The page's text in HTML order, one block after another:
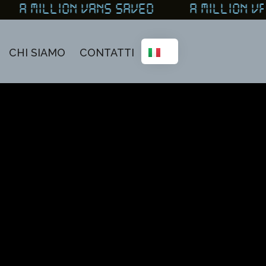
A MILLION VANS SAVED A MILLION
CHI SIAMO CONTATTI